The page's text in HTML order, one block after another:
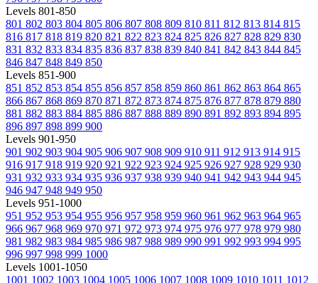
Levels 801-850
801 802 803 804 805 806 807 808 809 810 811 812 813 814 815
816 817 818 819 820 821 822 823 824 825 826 827 828 829 830
831 832 833 834 835 836 837 838 839 840 841 842 843 844 845
846 847 848 849 850
Levels 851-900
851 852 853 854 855 856 857 858 859 860 861 862 863 864 865
866 867 868 869 870 871 872 873 874 875 876 877 878 879 880
881 882 883 884 885 886 887 888 889 890 891 892 893 894 895
896 897 898 899 900
Levels 901-950
901 902 903 904 905 906 907 908 909 910 911 912 913 914 915
916 917 918 919 920 921 922 923 924 925 926 927 928 929 930
931 932 933 934 935 936 937 938 939 940 941 942 943 944 945
946 947 948 949 950
Levels 951-1000
951 952 953 954 955 956 957 958 959 960 961 962 963 964 965
966 967 968 969 970 971 972 973 974 975 976 977 978 979 980
981 982 983 984 985 986 987 988 989 990 991 992 993 994 995
996 997 998 999 1000
Levels 1001-1050
1001 1002 1003 1004 1005 1006 1007 1008 1009 1010 1011 1012